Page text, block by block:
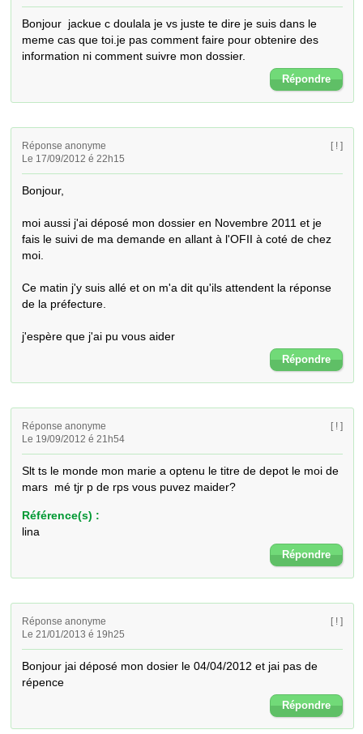
Bonjour  jackue c doulala je vs juste te dire je suis dans le
meme cas que toi.je pas comment faire pour obtenire des
information ni comment suivre mon dossier.
Répondre
Réponse anonyme
Le 17/09/2012 é 22h15
[ ! ]
Bonjour,
moi aussi j'ai déposé mon dossier en Novembre 2011 et je
fais le suivi de ma demande en allant à l'OFII à coté de chez
moi.
Ce matin j'y suis allé et on m'a dit qu'ils attendent la réponse
de la préfecture.
j'espère que j'ai pu vous aider
Répondre
Réponse anonyme
Le 19/09/2012 é 21h54
[ ! ]
Slt ts le monde mon marie a optenu le titre de depot le moi de
mars  mé tjr p de rps vous puvez maider?
Référence(s) :
lina
Répondre
Réponse anonyme
Le 21/01/2013 é 19h25
[ ! ]
Bonjour jai déposé mon dosier le 04/04/2012 et jai pas de
répence
Répondre